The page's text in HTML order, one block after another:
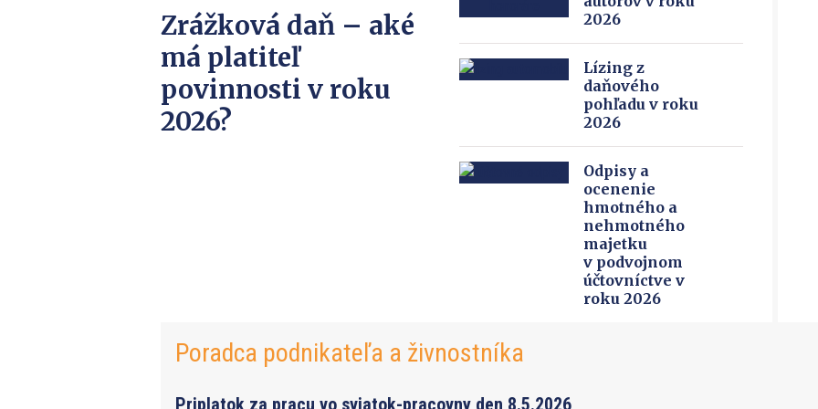
Zrážková daň – aké
má platiteľ
povinnosti v roku
2026?
2026
Lízing z
daňového
pohľadu v roku
2026
Odpisy a
ocenenie
hmotného a
nehmotného
majetku
v podvojnom
účtovníctve v
roku 2026
Poradca podnikateľa a živnostníka